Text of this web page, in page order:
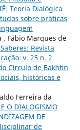
Teoria Dialógica
sobre práticas
, Fábio Marques de
Saberes: Revista
v. 25 n. 2
Círculo de Bakhtin
históricas e
Ferreira da
O DIALOGISMO
DE
de